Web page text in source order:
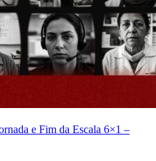
e Fim da Escala 6×1 –